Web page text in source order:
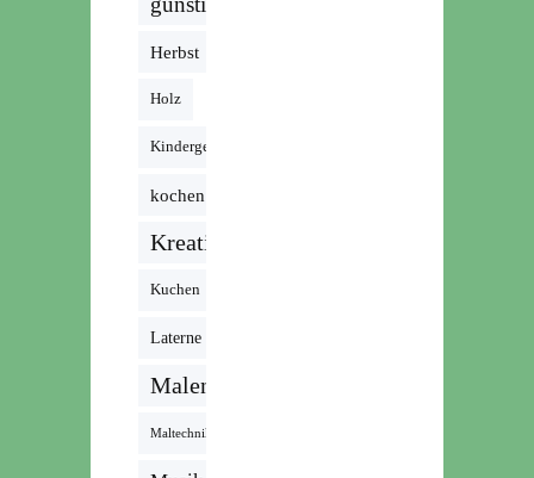
Herbst
Holz
Kindergeburtstag
kochen
Kreativ
Kuchen
Laterne
Malen
Maltechnik